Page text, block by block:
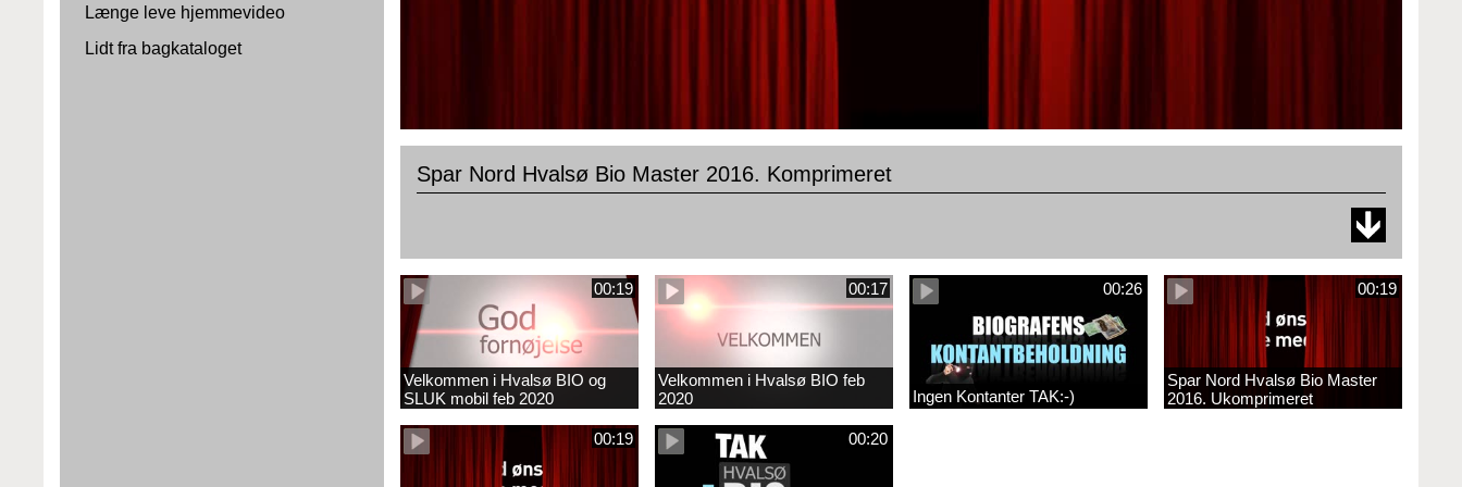
Længe leve hjemmevideo
Lidt fra bagkataloget
Spar Nord Hvalsø Bio Master 2016. Komprimeret
00:19
Velkommen i Hvalsø BIO og
SLUK mobil feb 2020
00:17
Velkommen i Hvalsø BIO feb
2020
00:26
Ingen Kontanter TAK:-)
00:19
Spar Nord Hvalsø Bio Master
2016. Ukomprimeret
00:19 00:20